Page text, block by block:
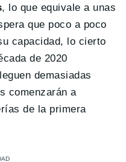
, lo que equivale a unas
que poco a poco
capacidad, lo cierto
de 2020
demasiadas
comenzarán a
de la primera